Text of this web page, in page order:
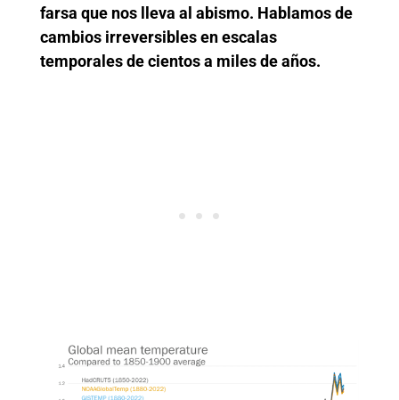
farsa que nos lleva al abismo. Hablamos de
cambios irreversibles en escalas
temporales de cientos a miles de años.